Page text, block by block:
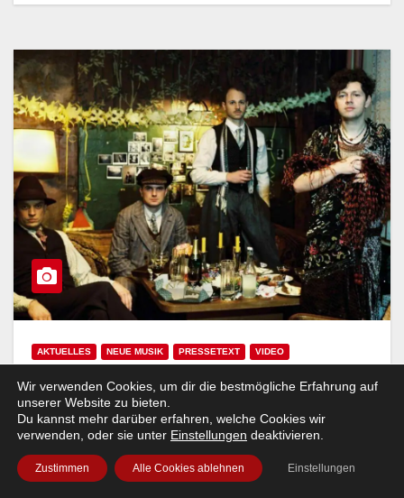
AKTUELLES NEUE MUSIK PRESSETEXT VIDEO
Woods Of Birnam’s Video: »Du bist
alles« aus Babylon Berlin fasziniert
wie die Serie
PRESSEMELDUNG
Wir verwenden Cookies, um dir die bestmögliche Erfahrung auf
unserer Website zu bieten.
Du kannst mehr darüber erfahren, welche Cookies wir
verwenden, oder sie unter Einstellungen deaktivieren.
Zustimmen Alle Cookies ablehnen Einstellungen